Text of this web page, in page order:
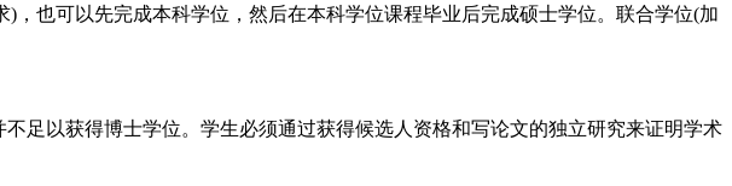
也可以先完成本科学位，然后在本科学位课程毕业后完成硕士学位。联合学位(加
以获得博士学位。学生必须通过获得候选人资格和写论文的独立研究来证明学术